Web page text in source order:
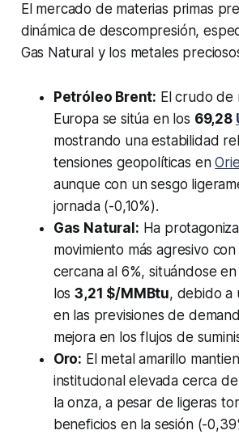
El mercado de materias primas
dinámica de descompresión,
Gas Natural y los metales
Petróleo Brent: El crudo de
Europa se sitúa en los 69,28
mostrando una estabilidad
tensiones geopolíticas en
aunque con un sesgo
jornada (-0,10%).
Gas Natural: Ha
movimiento más agresivo
cercana al 6%, situándose
los3,21 $/MMBtu, debido a
en las previsiones de
mejora en los flujos de
Oro: El metal amarillo
institucional elevada cerca
la onza, a pesar de ligeras
beneficios en la sesión (-